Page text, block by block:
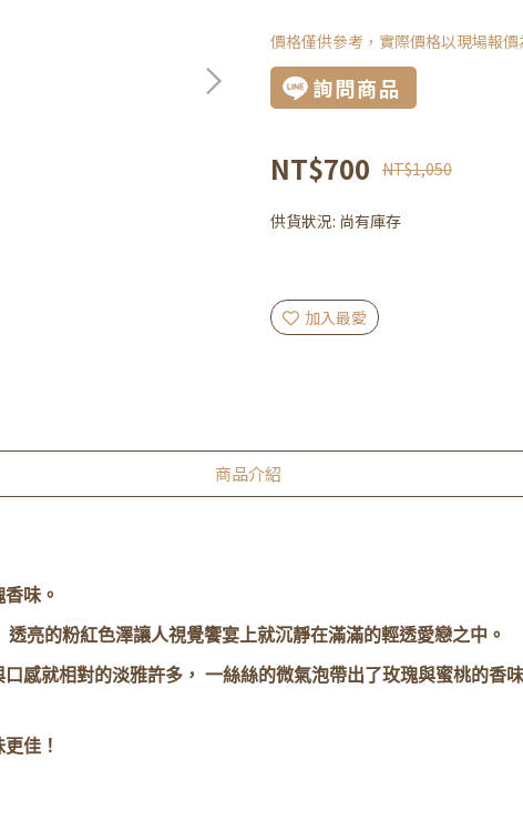
價格僅供參考，實際價格以現場報價
詢問商品
NT$700 NT$1,050
供貨狀況: 尚有庫存
加入最愛
商品介紹
味。
亮的粉紅色澤讓人視覺饗宴上就沉靜在滿滿的輕透愛戀之中。
感就相對的淡雅許多， 一絲絲的微氣泡帶出了玫瑰與蜜桃的香
佳！